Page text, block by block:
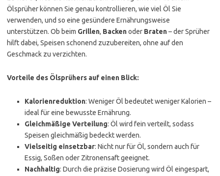
Ölsprüher können Sie genau kontrollieren, wie viel Öl Sie
verwenden, und so eine gesündere Ernährungsweise
unterstützen. Ob beim Grillen, Backenoder Braten– der Sprüher
hilft dabei, Speisen schonend zuzubereiten, ohne auf den
Geschmack zu verzichten.
Vorteile des Ölsprühers auf einen Blick:
Kalorienreduktion: Weniger Öl bedeutet weniger Kalorien –
ideal für eine bewusste Ernährung.
Gleichmäßige Verteilung: Öl wird fein verteilt, sodass
Speisen gleichmäßig bedeckt werden.
Vielseitig einsetzbar: Nicht nur für Öl, sondern auch für
Essig, Soßen oder Zitronensaft geeignet.
Nachhaltig: Durch die präzise Dosierung wird Öl eingespart,